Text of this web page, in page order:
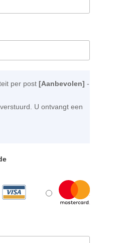
per post [Aanbevolen] -
U ontvangt een